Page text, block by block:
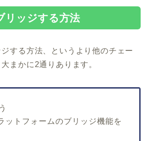
リッジする方法
する方法、というより他のチェー
まかに2通りあります。
ットフォームのブリッジ機能を